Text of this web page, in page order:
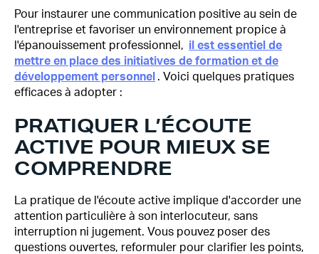
Pour instaurer une communication positive au sein de
l'entreprise et favoriser un environnement propice à
l'épanouissement professionnel, il est essentiel de
mettre en place des initiatives de formation et de
développement personnel . Voici quelques pratiques
efficaces à adopter :
PRATIQUER L’ÉCOUTE
ACTIVE POUR MIEUX SE
COMPRENDRE
La pratique de l'écoute active implique d'accorder une
attention particulière à son interlocuteur, sans
interruption ni jugement. Vous pouvez poser des
questions ouvertes, reformuler pour clarifier les points,